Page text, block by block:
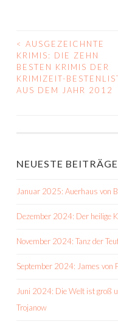
BEITRAGS-
< AUSGEZEICHNTE
KRIMIS: DIE ZEHN
BESTEN KRIMIS DER
KRIMIZEIT-
AUS DEM JAHR 2012
NEUESTE BEITRÄGE
Januar 2025: Auerhaus von
Dezember 2024: Der heilige
November 2024: Tanz der
September 2024: James von
Juni 2024: Die Welt ist groß
Trojanow